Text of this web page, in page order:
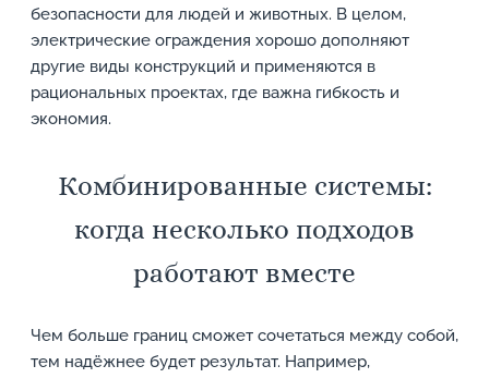
безопасности для людей и животных. В целом,
электрические ограждения хорошо дополняют
другие виды конструкций и применяются в
рациональных проектах, где важна гибкость и
экономия.
Комбинированные системы:
когда несколько подходов
работают вместе
Чем больше границ сможет сочетаться между собой,
тем надёжнее будет результат. Например,